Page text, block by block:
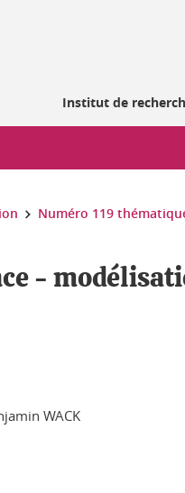
Institut de
Numéro 119
-
WACK